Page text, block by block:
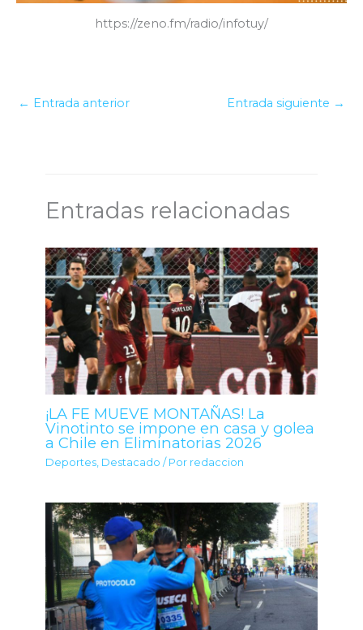
https://zeno.fm/radio/infotuy/
← Entrada anterior Entrada siguiente →
Entradas relacionadas
¡LA FE MUEVE MONTAÑAS! La
Vinotinto se impone en casa y golea
a Chile en Eliminatorias 2026
Deportes Destacado / Por redaccion